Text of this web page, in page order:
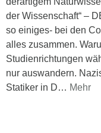
der Wissenschaft“ –
so einiges- bei den
alles zusammen.
Studienrichtungen
nur auswandern.
Statiker in D… Mehr